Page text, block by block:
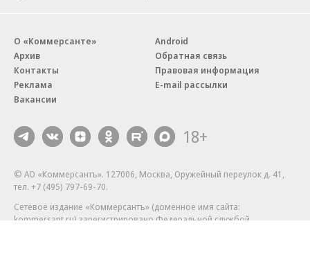
О «Коммерсанте»
Архив
Контакты
Реклама
Вакансии
Android
Обратная связь
Правовая информация
E-mail рассылки
18+
© АО «Коммерсантъ». 127006, Москва, Оружейный переулок д. 41,
тел. +7 (495) 797-69-70.
Сетевое издание «Коммерсантъ» (доменное имя сайта:
kommersant.ru) зарегистрировано Федеральной службой